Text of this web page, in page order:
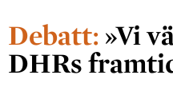
»Vi
DHRs